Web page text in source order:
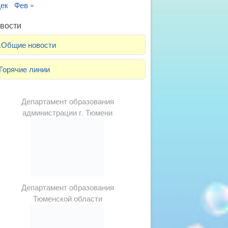
Фев »
.Общие новости
Горячие линии
Департамент образования
администрации г. Тюмени
Департамент образования
Тюменской области